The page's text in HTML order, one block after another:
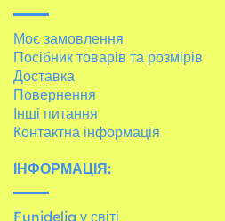
Моє замовлення
Посібник товарів та розмірів
Доставка
Повернення
Інші питання
Контактна інформація
ІНФОРМАЦІЯ:
Funidelia у світі